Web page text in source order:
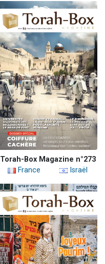
Torah-Box Magazine n°273
France
Israël